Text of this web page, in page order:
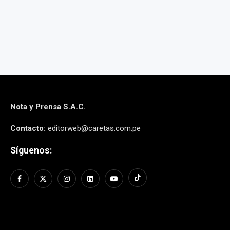
Nota y Prensa S.A.C.
Contacto: editorweb@caretas.com.pe
Síguenos: